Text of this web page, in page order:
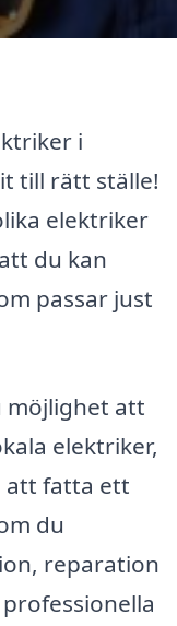
i
till rätt ställe!
elektriker
du kan
passar just
möjlighet att
elektriker,
att fatta ett
du
reparation